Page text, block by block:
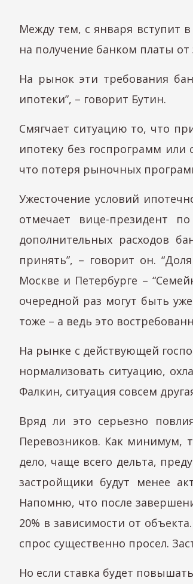
Между тем, с января вступит
на получение банком платы
На рынок эти требования
ипотеки”, – говорит Бутин.
Смягчает ситуацию то, что
ипотеку без госпрограмм
что потеря рыночных
Ужесточение условий
отмечает вице-президент
дополнительных расходов
принять”, – говорит он.
Москве и Петербурге –
очередной раз могут быть
тоже – а ведь это
На рынке с действующей
нормализовать ситуацию,
Фалкин, ситуация совсем
Вряд ли это серьезно
Перевозников. Как минимум,
дело, чаще всего дельта,
застройщики будут менее
Напомню, что после
20% в зависимости от
спрос существенно просел.
Но если ставка будет